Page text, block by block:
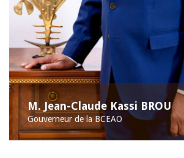
M. Jean-Claude Kassi BROU
Gouverneur de la BCEAO